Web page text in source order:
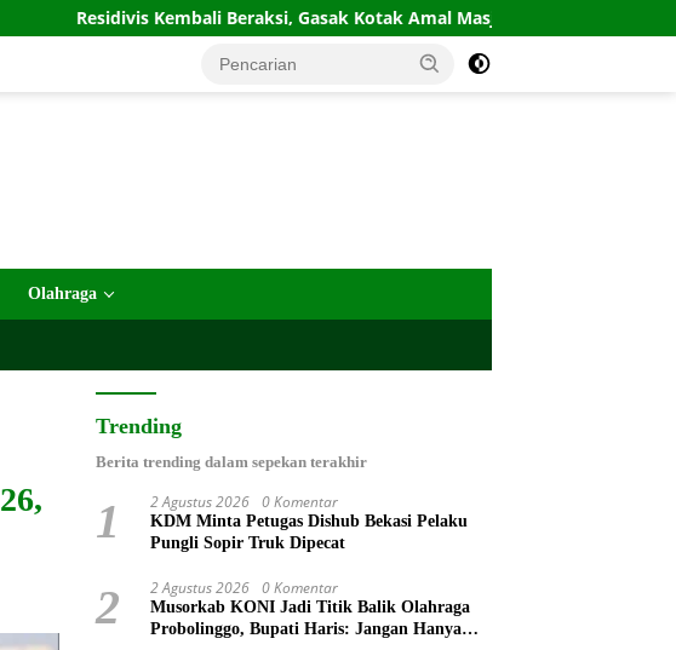
Kembali Beraksi, Gasak Kotak Amal Masjid Sepi di Gunung Putri
Olahraga
Trending
Berita trending dalam sepekan terakhir
1 2 Agustus 2026 0 Komentar
KDM Minta Petugas Dishub Bekasi Pelaku
Pungli Sopir Truk Dipecat
2 2 Agustus 2026 0 Komentar
Musorkab KONI Jadi Titik Balik Olahraga
Probolinggo, Bupati Haris: Jangan Hanya